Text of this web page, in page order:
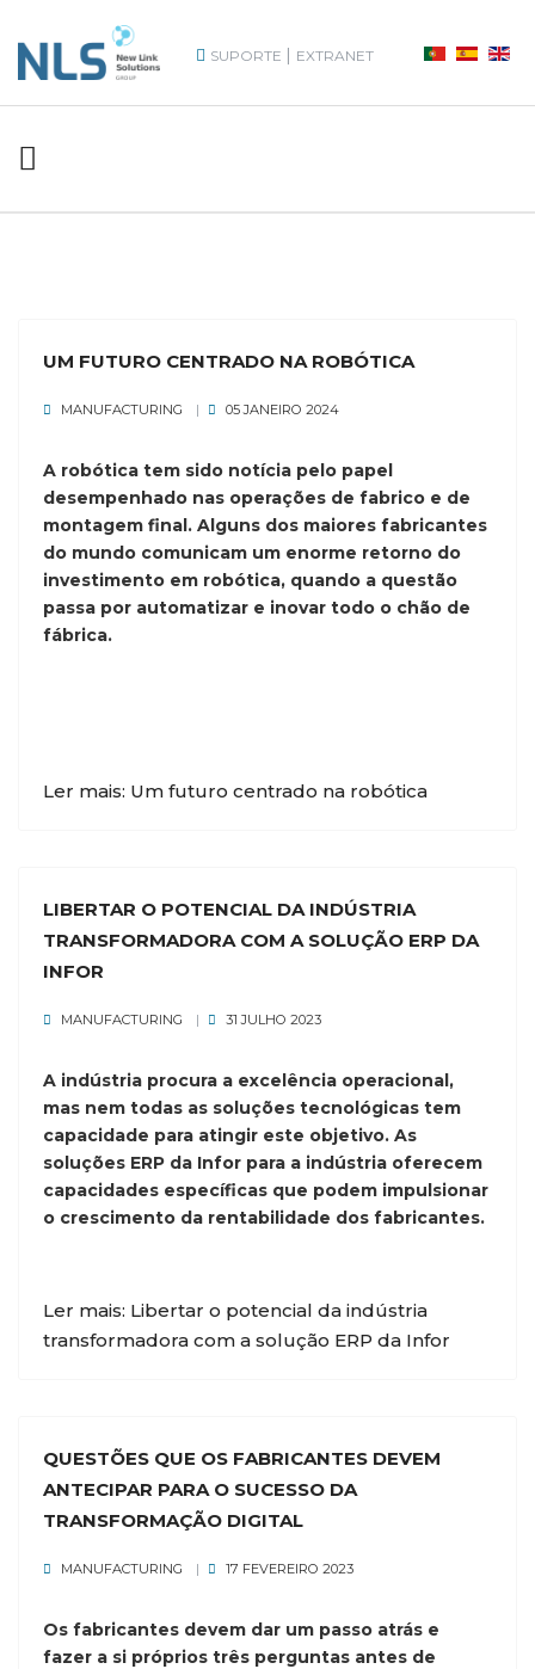
SUPORTE | EXTRANET
UM FUTURO CENTRADO NA ROBÓTICA
MANUFACTURING 05 JANEIRO 2024
A robótica tem sido notícia pelo papel
desempenhado nas operações de fabrico e de
montagem final. Alguns dos maiores fabricantes
do mundo comunicam um enorme retorno do
investimento em robótica, quando a questão
passa por automatizar e inovar todo o chão de
fábrica.
Ler mais: Um futuro centrado na robótica
LIBERTAR O POTENCIAL DA INDÚSTRIA
TRANSFORMADORA COM A SOLUÇÃO ERP DA
INFOR
MANUFACTURING 31 JULHO 2023
A indústria procura a excelência operacional,
mas nem todas as soluções tecnológicas tem
capacidade para atingir este objetivo. As
soluções ERP da Infor para a indústria oferecem
capacidades específicas que podem impulsionar
o crescimento da rentabilidade dos fabricantes.
Ler mais: Libertar o potencial da indústria
transformadora com a solução ERP da Infor
QUESTÕES QUE OS FABRICANTES DEVEM
ANTECIPAR PARA O SUCESSO DA
TRANSFORMAÇÃO DIGITAL
MANUFACTURING 17 FEVEREIRO 2023
Os fabricantes devem dar um passo atrás e
fazer a si próprios três perguntas antes de